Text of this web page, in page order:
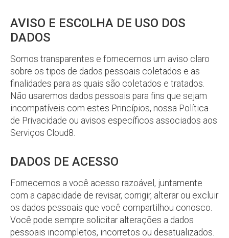
AVISO E ESCOLHA DE USO DOS
DADOS
Somos transparentes e fornecemos um aviso claro
sobre os tipos de dados pessoais coletados e as
finalidades para as quais são coletados e tratados.
Não usaremos dados pessoais para fins que sejam
incompatíveis com estes Princípios, nossa Política
de Privacidade ou avisos específicos associados aos
Serviços Cloud8.
DADOS DE ACESSO
Fornecemos a você acesso razoável, juntamente
com a capacidade de revisar, corrigir, alterar ou excluir
os dados pessoais que você compartilhou conosco.
Você pode sempre solicitar alterações a dados
pessoais incompletos, incorretos ou desatualizados.